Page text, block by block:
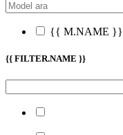
{{ M.NAME }}
{{ FILTER.NAME }}